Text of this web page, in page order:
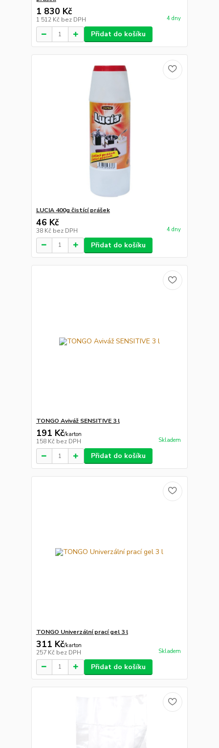
1 830 Kč
1 512 Kč bez DPH 4 dny
Přidat do košíku
LUCIA 400g čistící prášek
46 Kč
38 Kč bez DPH 4 dny
Přidat do košíku
TONGO Aviváž SENSITIVE 3 l
191 Kč/karton
158 Kč bez DPH Skladem
Přidat do košíku
TONGO Univerzální prací gel 3 l
311 Kč/karton
257 Kč bez DPH Skladem
Přidat do košíku